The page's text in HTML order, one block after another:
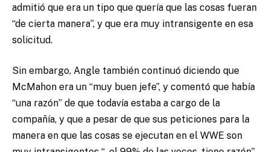
admitió que era un tipo que quería que las cosas fueran
“de cierta manera”, y que era muy intransigente en esa
solicitud.
Sin embargo, Angle también continuó diciendo que
McMahon era un “muy buen jefe”, y comentó que había
“una razón” de que todavía estaba a cargo de la
compañía, y que a pesar de que sus peticiones para la
manera en que las cosas se ejecutan en el WWE son